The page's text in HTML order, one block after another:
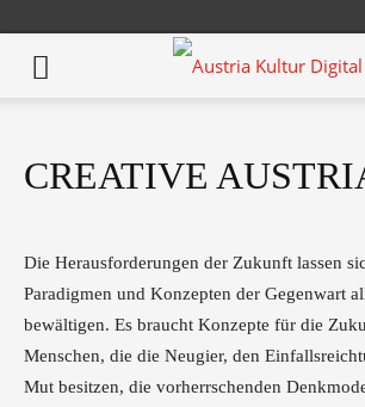
CREATIVE
Die Herausforderungen der Zukunft lassen
Paradigmen und Konzepten der Gegenwart
bewältigen. Es braucht Konzepte für die
Menschen, die die Neugier, den
Mut besitzen, die vorherrschenden